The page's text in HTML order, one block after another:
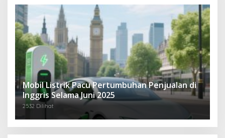
Mobil Listrik Pacu Pertumbuhan Penjualan di
Inggris Selama Juni 2025
2532 Dilihat